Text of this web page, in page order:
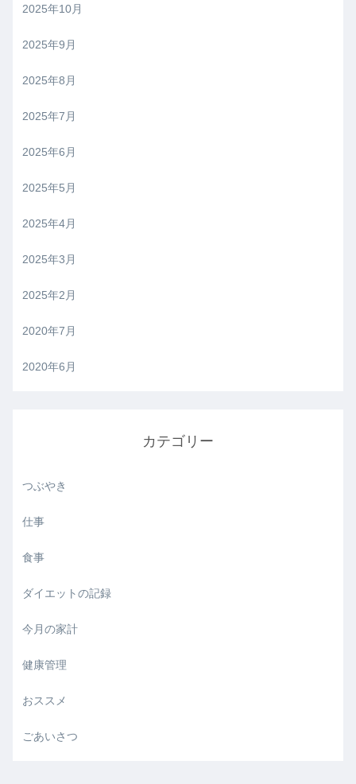
2025年10月
2025年9月
2025年8月
2025年7月
2025年6月
2025年5月
2025年4月
2025年3月
2025年2月
2020年7月
2020年6月
カテゴリー
つぶやき
仕事
食事
ダイエットの記録
今月の家計
健康管理
おススメ
ごあいさつ